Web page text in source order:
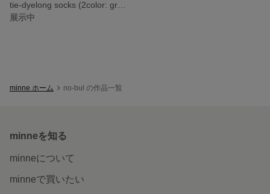
展示中
minne ホーム no-bul の作品一覧
minneを知る
minneについて
minneで買いたい